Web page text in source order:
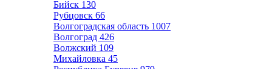
Бийск 130
Рубцовск 66
Волгоградская область 1007
Волгоград 426
Волжский 109
Михайловка 45